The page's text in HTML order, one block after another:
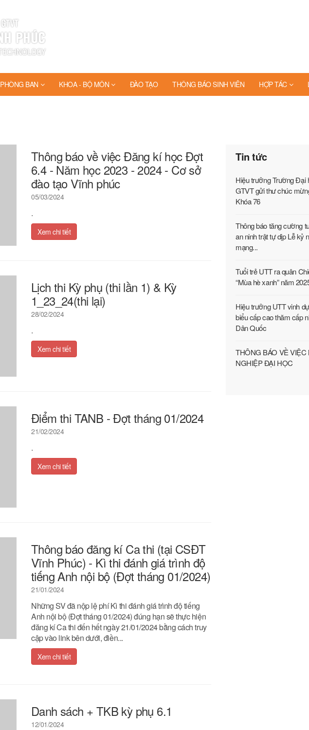
PHÒNG BAN KHOA - BỘ MÔN ĐÀO TẠO THÔNG BÁO SINH VIÊN HỢP TÁC
Thông báo về việc Đăng kí học Đợt
6.4 - Năm học 2023 - 2024 - Cơ sở
đào tạo Vĩnh phúc
05/03/2024
.
Xem chi tiết
Lịch thi Kỳ phụ (thi lần 1) & Kỳ
1_23_24(thi lại)
28/02/2024
.
Xem chi tiết
Điểm thi TANB - Đợt tháng 01/2024
21/02/2024
.
Xem chi tiết
Thông báo đăng kí Ca thi (tại CSĐT
Vĩnh Phúc) - Kì thi đánh giá trình độ
tiếng Anh nội bộ (Đợt tháng 01/2024)
21/01/2024
Những SV đã nộp lệ phí Kì thi đánh giá trình độ tiếng
Anh nội bộ (Đợt tháng 01/2024) đúng hạn sẽ thực hiện
đăng kí Ca thi đến hết ngày 21/01/2024 bằng cách truy
cập vào link bên dưới, điền...
Xem chi tiết
Danh sách + TKB kỳ phụ 6.1
12/01/2024
Tin tức
Hiệu trưởng Trường Đại
GTVT gửi thư chúc
Khóa 76
Thông báo tăng cường
an ninh trật tự dịp Lễ kỷ
mạng...
Tuổi trẻ UTT ra quân
“Mùa hè xanh” năm
Hiệu trưởng UTT vinh
biểu cấp cao thăm cấp
Dân Quốc
THÔNG BÁO VỀ VIỆC
NGHIỆP ĐẠI HỌC